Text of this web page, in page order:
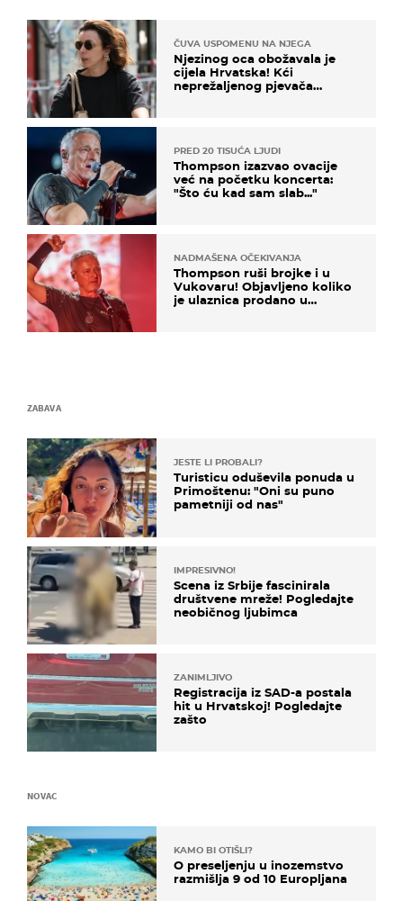
ČUVA USPOMENU NA NJEGA
Njezinog oca obožavala je
cijela Hrvatska! Kći
neprežaljenog pjevača
PRED 20 TISUĆA LJUDI
Thompson izazvao ovacije
već na početku koncerta:
"Što ću kad sam slab..."
NADMAŠENA OČEKIVANJA
Thompson ruši brojke i u
Vukovaru! Objavljeno koliko
je ulaznica prodano u
ZABAVA
JESTE LI PROBALI?
Turisticu oduševila ponuda u
Primoštenu: "Oni su puno
pametniji od nas"
IMPRESIVNO!
Scena iz Srbije fascinirala
društvene mreže! Pogledajte
neobičnog ljubimca
ZANIMLJIVO
Registracija iz SAD-a postala
hit u Hrvatskoj! Pogledajte
zašto
NOVAC
KAMO BI OTIŠLI?
O preseljenju u inozemstvo
razmišlja 9 od 10 Europljana